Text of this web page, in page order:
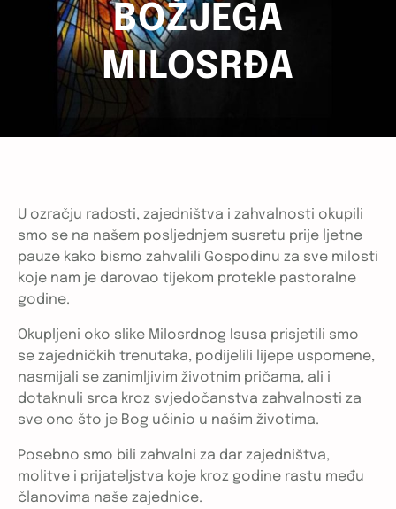
BOŽJEGA
MILOSRĐA
U ozračju radosti, zajedništva i zahvalnosti okupili
smo se na našem posljednjem susretu prije ljetne
pauze kako bismo zahvalili Gospodinu za sve milosti
koje nam je darovao tijekom protekle pastoralne
godine.
Okupljeni oko slike Milosrdnog Isusa prisjetili smo
se zajedničkih trenutaka, podijelili lijepe uspomene,
nasmijali se zanimljivim životnim pričama, ali i
dotaknuli srca kroz svjedočanstva zahvalnosti za
sve ono što je Bog učinio u našim životima.
Posebno smo bili zahvalni za dar zajedništva,
molitve i prijateljstva koje kroz godine rastu među
članovima naše zajednice.